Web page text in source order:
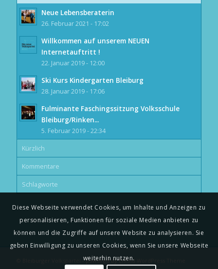
Neue Lebensberaterin
26. Februar 2021 - 17:02
Willkommen auf unserem NEUEN
Internetauftritt !
22. Januar 2019 - 12:00
Ski Kurs Kindergarten Bleiburg
28. Januar 2019 - 17:06
Fulminante Faschingssitzung Volksschule
Bleiburg/Rinken...
5. Februar 2019 - 22:34
Kürzlich
Kommentare
Schlagworte
© Bleiburger Volkspartei -powered by Enfold WordPress Theme
Diese Webseite verwendet Cookies, um Inhalte und Anzeigen zu
personalisieren, Funktionen für soziale Medien anbieten zu
können und die Zugriffe auf unsere Website zu analysieren. Sie
geben Einwilligung zu unseren Cookies, wenn Sie unsere Webseite
weiterhin nutzen.